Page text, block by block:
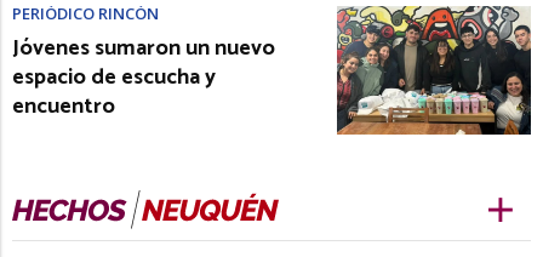
PERIÓDICO RINCÓN
Jóvenes sumaron un nuevo
espacio de escucha y
encuentro